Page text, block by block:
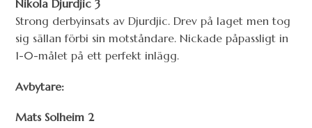
Nikola Djurdjic 3
Strong derbyinsats av Djurdjic. Drev på laget men tog
sig sällan förbi sin motståndare. Nickade påpassligt in
1-0-målet på ett perfekt inlägg.
Avbytare:
Mats Solheim 2